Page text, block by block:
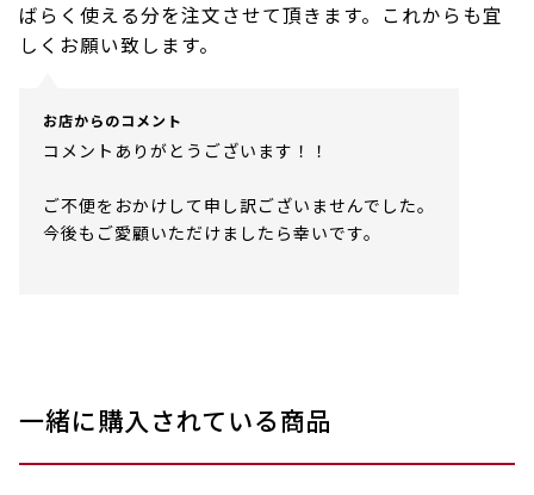
ばらく使える分を注文させて頂きます。これからも宜
しくお願い致します。
お店からのコメント
コメントありがとうございます！！
ご不便をおかけして申し訳ございませんでした。
今後もご愛顧いただけましたら幸いです。
一緒に購入されている商品